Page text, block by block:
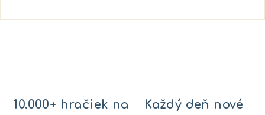
10.000+ hračiek na
Každý deň nové